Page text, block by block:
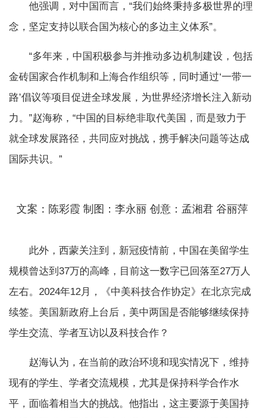
他强调，对中国而言，“我们始终秉持多极世界的理
念，坚定支持以联合国为核心的多边主义体系”。
“多年来，中国积极参与并推动多边机制建设，包括
金砖国家合作机制和上海合作组织等，同时通过‘一带一
路’倡议等项目促进全球发展，为世界经济增长注入新动
力。”赵海称，“中国的目标绝非取代美国，而是致力于
就全球发展路径，共同应对挑战，携手解决问题等达成
国际共识。”
文案：陈彩霞 制图：李永丽 创意：孟湘君 谷丽萍
此外，西蒙关注到，新冠疫情前，中国在美留学生
规模曾达到37万的高峰，目前这一数字已回落至27万人
左右。2024年12月，《中美科技合作协定》在北京完成
续签。美国新政府上台后，美中两国是否能够继续保持
学生交流、学者互访以及科技合作？
赵海认为，在当前的政治环境和现实情况下，维持
现有的学生、学者交流规模，尤其是保持科学合作水
平，面临着相当大的挑战。他指出，这主要源于美国持